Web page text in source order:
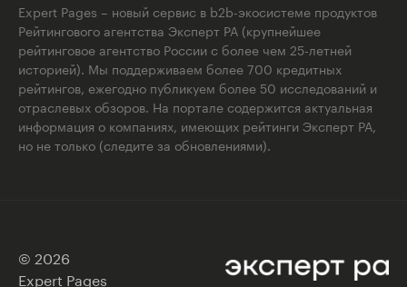
Expert Pages – новый сервис в b2b-экосистеме продуктов
Рейтингового агентства Эксперт РА (крупнейшее
рейтинговое агентство России с более чем 25-летней
историей). Мы поддерживаем более 700 кредитных
рейтингов, ежегодно публикуем более 50 исследований и
отраслевых обзоров. На портале содержится актуальная
информация о компаниях, имеющих рейтинги Эксперт РА,
но не только (следите за обновлениями).
© 2026
Expert Pages